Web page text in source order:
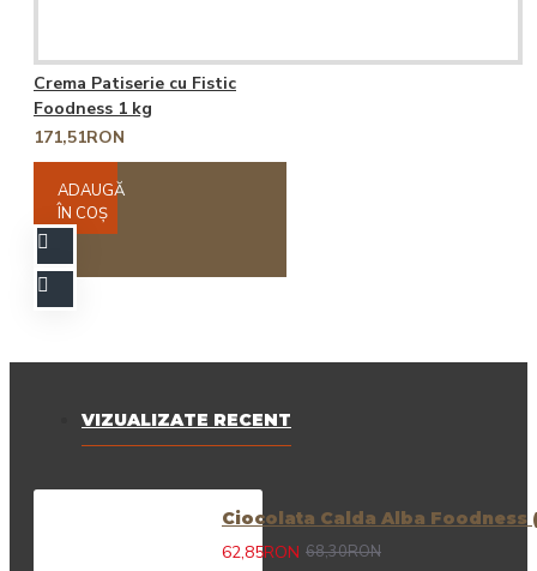
Crema Patiserie cu Fistic
Foodness 1 kg
171,51RON
ADAUGĂ
ÎN COŞ
VIZUALIZATE RECENT
Ciocolata Calda Alba Foodness
62,85RON 68,30RON